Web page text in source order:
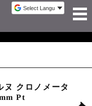
ヌ クロノメータ
Pt